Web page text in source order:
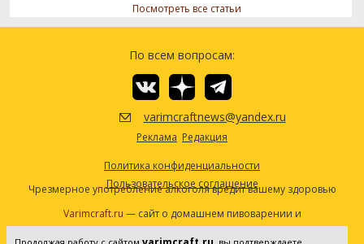
Посмотреть все статьи
По всем вопросам:
varimcraftnews@yandex.ru
Реклама Редакция
Политика конфиденциальности
Пользовательское соглашение
Чрезмерное употребление алкоголя вредит вашему здоровью
Varimcraft.ru — сайт о домашнем пивоварении и
самогоноварении.